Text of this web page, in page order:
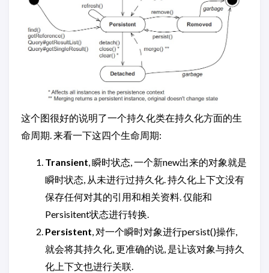
这个图很好的说明了一个持久化类在持久化方面的生
命周期. 来看一下这四个生命周期:
Transient , 瞬时状态, 一个新new出来的对象就是
瞬时状态, 从未进行过持久化. 持久化上下文没有
保存任何对其的引用和相关资料. 仅能和
Persisitent状态进行转换.
Persistent , 对一个瞬时对象进行persist()操作,
就会将其持久化, 更准确的说, 是让该对象与持久
化上下文也进行关联.